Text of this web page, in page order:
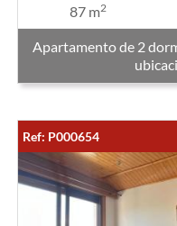
87 m2
Apartamento de 2
Ref: P000654